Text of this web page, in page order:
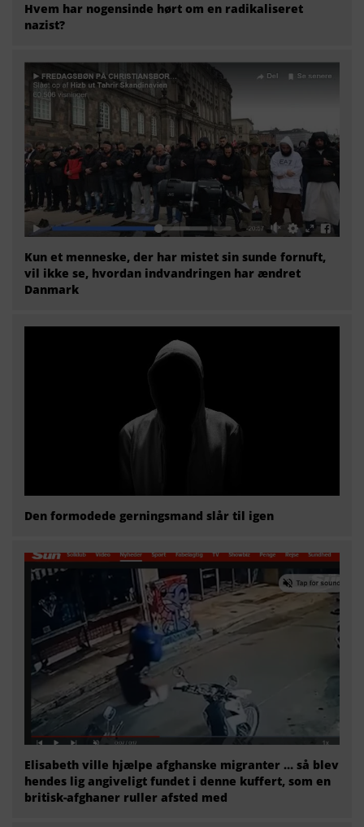
Hvem har nogensinde hørt om en radikaliseret
nazist?
Kun et menneske, der har mistet sin sunde fornuft,
vil ikke se, hvordan indvandringen har ændret
Danmark
Den formodede gerningsmand slår til igen
Elisabeth ville hjælpe afghanske migranter … så blev
hendes lig angiveligt fundet i denne kuffert, som en
britisk-afghaner ruller afsted med